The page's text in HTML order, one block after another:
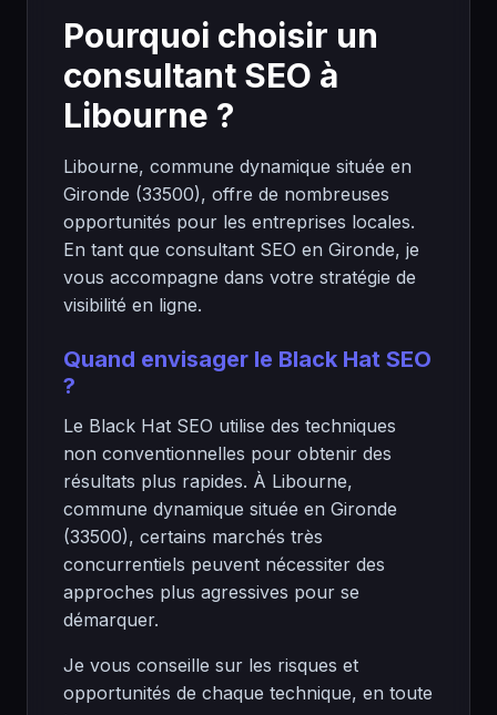
Pourquoi choisir un
consultant SEO à
Libourne ?
Libourne, commune dynamique située en
Gironde (33500), offre de nombreuses
opportunités pour les entreprises locales.
En tant que consultant SEO en Gironde, je
vous accompagne dans votre stratégie de
visibilité en ligne.
Quand envisager le Black Hat SEO
?
Le Black Hat SEO utilise des techniques
non conventionnelles pour obtenir des
résultats plus rapides. À Libourne,
commune dynamique située en Gironde
(33500), certains marchés très
concurrentiels peuvent nécessiter des
approches plus agressives pour se
démarquer.
Je vous conseille sur les risques et
opportunités de chaque technique, en toute